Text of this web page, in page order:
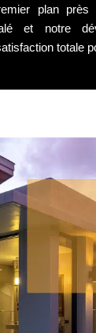
plan près
et notre
totale